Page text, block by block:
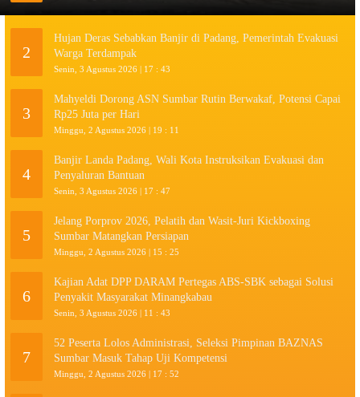
2
Hujan Deras Sebabkan Banjir di Padang, Pemerintah Evakuasi
Warga Terdampak
Senin, 3 Agustus 2026 | 17 : 43
3
Mahyeldi Dorong ASN Sumbar Rutin Berwakaf, Potensi Capai
Rp25 Juta per Hari
Minggu, 2 Agustus 2026 | 19 : 11
4
Banjir Landa Padang, Wali Kota Instruksikan Evakuasi dan
Penyaluran Bantuan
Senin, 3 Agustus 2026 | 17 : 47
5
Jelang Porprov 2026, Pelatih dan Wasit-Juri Kickboxing
Sumbar Matangkan Persiapan
Minggu, 2 Agustus 2026 | 15 : 25
6
Kajian Adat DPP DARAM Pertegas ABS-SBK sebagai Solusi
Penyakit Masyarakat Minangkabau
Senin, 3 Agustus 2026 | 11 : 43
7
52 Peserta Lolos Administrasi, Seleksi Pimpinan BAZNAS
Sumbar Masuk Tahap Uji Kompetensi
Minggu, 2 Agustus 2026 | 17 : 52